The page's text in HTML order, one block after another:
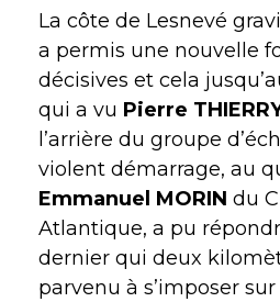
La côte de Lesnevé
a permis une nouvelle
décisives et cela
qui a vu Pierre
l’arrière du groupe
violent démarrage, au
Emmanuel MORIN du
Atlantique, a pu
dernier qui deux
parvenu à s’imposer